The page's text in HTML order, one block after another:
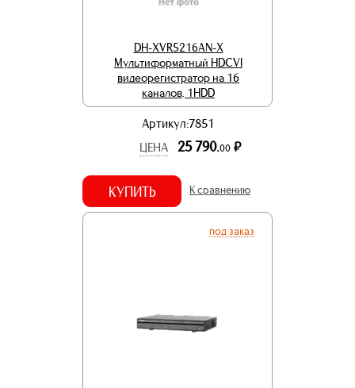
DH-XVR5216AN-X
Мультиформатный HDCVI
видеорегистратор на 16
каналов, 1HDD
Артикул:7851
ЦЕНА
25 790.00 р.
КУПИТЬ К сравнению
под заказ